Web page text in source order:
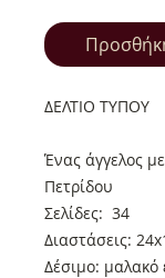
ΔΕΛΤΙΟ ΤΥΠΟΥ
Ένας άγγελος
Πετρίδου
Σελίδες: 34
Διαστάσεις:
Δέσιμο: